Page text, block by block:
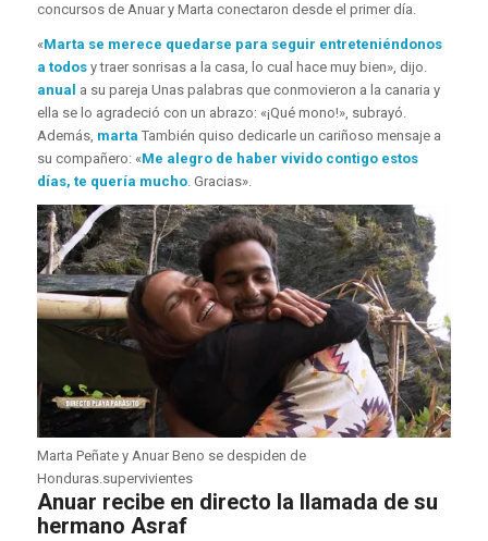
concursos de Anuar y Marta conectaron desde el primer día.
«Marta se merece quedarse para seguir entreteniéndonos
a todos y traer sonrisas a la casa, lo cual hace muy bien», dijo.
anual a su pareja Unas palabras que conmovieron a la canaria y
ella se lo agradeció con un abrazo: «¡Qué mono!», subrayó.
Además, marta También quiso dedicarle un cariñoso mensaje a
su compañero: «Me alegro de haber vivido contigo estos
días, te quería mucho. Gracias».
Marta Peñate y Anuar Beno se despiden de
Honduras.supervivientes
Anuar recibe en directo la llamada de su
hermano Asraf